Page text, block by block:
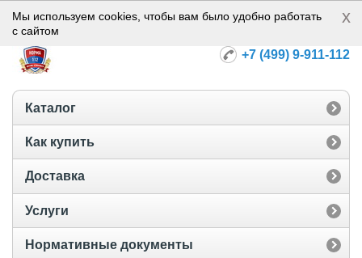
Норма-112
+7 (499) 9-911-112
Каталог
Как купить
Доставка
Услуги
Нормативные документы
Мы используем cookies, чтобы вам было удобно работать
с сайтом
x